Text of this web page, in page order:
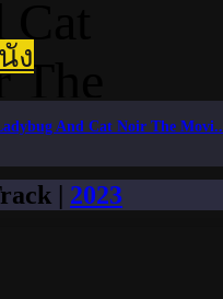
ง
And Cat Noir The Movi..
| 2023